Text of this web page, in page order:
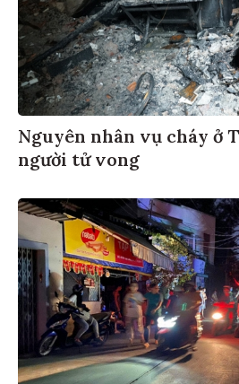
Nguyên nhân vụ cháy ở
người tử vong